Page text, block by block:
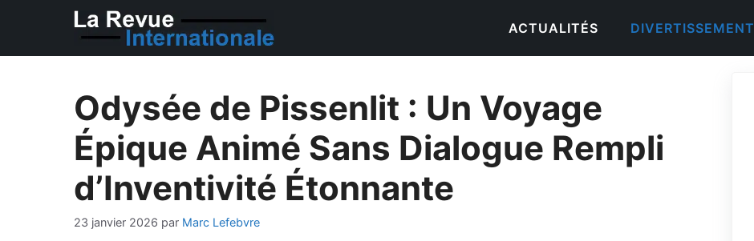
ACTUALITÉS DIVERTISSEMENT
Odysée de Pissenlit : Un Voyage
Épique Animé Sans Dialogue Rempli
d’Inventivité Étonnante
23 janvier 2026 par Marc Lefebvre